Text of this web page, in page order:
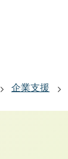
企業支援